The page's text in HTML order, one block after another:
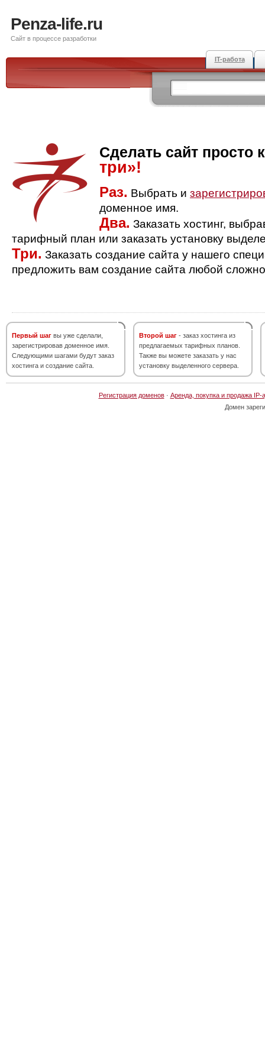
Penza-life.ru
Сайт в процессе разработки
IT-работа
Сделать сайт просто
три»!
Раз. Выбрать и
доменное имя.
Два. Заказать хостинг,
тарифный план или заказать установку
Три. Заказать создание сайта у нашего
предложить вам создание сайта любой
Первый шаг вы уже сделали,
зарегистрировав доменное имя.
Следующими шагами будут заказ
хостинга и создание сайта.
Второй шаг - заказ хостинга из
предлагаемых тарифных планов.
Также вы можете заказать у нас
установку выделенного сервера.
Регистрация доменов· Аренда, покупка и продажа IP-
Домен